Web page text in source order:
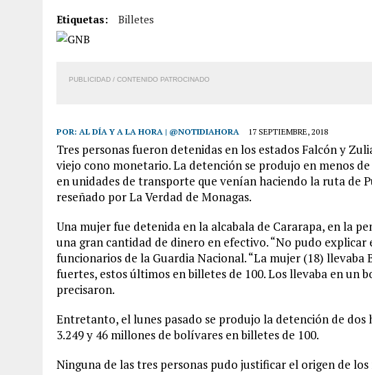
Etiquetas: Billetes
PUBLICIDAD / CONTENIDO PATROCINADO
POR: AL DÍA Y A LA HORA | @NOTIDIAHORA 17 SEPTIEMBRE, 2018
Tres personas fueron detenidas en los estados Falcón y
viejo cono monetario. La detención se produjo en menos
en unidades de transporte que venían haciendo la ruta de
reseñado por La Verdad de Monagas.
Una mujer fue detenida en la alcabala de Cararapa, en la
una gran cantidad de dinero en efectivo. “No pudo explicar
funcionarios de la Guardia Nacional. “La mujer (18) llevaba
fuertes, estos últimos en billetes de 100. Los llevaba en un
precisaron.
Entretanto, el lunes pasado se produjo la detención de dos
3.249 y 46 millones de bolívares en billetes de 100.
Ninguna de las tres personas pudo justificar el origen de